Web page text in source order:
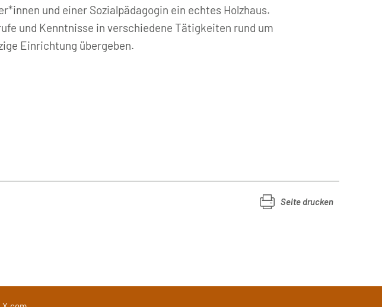
und einer Sozialpädagogin ein echtes Holzhaus.
und Kenntnisse in verschiedene Tätigkeiten rund um
Einrichtung übergeben.
Seite drucken